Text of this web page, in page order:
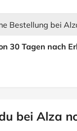
Bestellung bei
30 Tagen nach
bei Alza